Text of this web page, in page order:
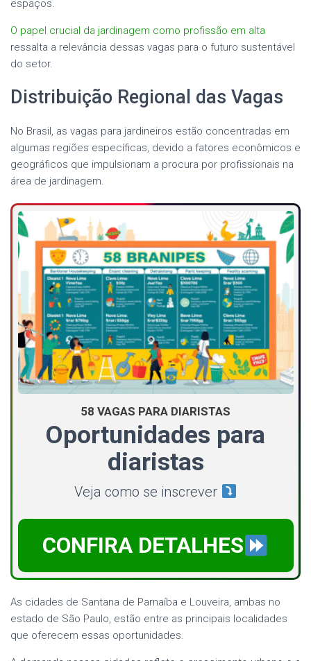
espaços.
O papel crucial da jardinagem como profissão em alta
ressalta a relevância dessas vagas para o futuro sustentável
do setor.
Distribuição Regional das Vagas
No Brasil, as vagas para jardineiros estão concentradas em
algumas regiões específicas, devido a fatores econômicos e
geográficos que impulsionam a procura por profissionais na
área de jardinagem.
58 VAGAS PARA DIARISTAS
Oportunidades para
diaristas
Veja como se inscrever
CONFIRA DETALHES
As cidades de Santana de Parnaíba e Louveira, ambas no
estado de São Paulo, estão entre as principais localidades
que oferecem essas oportunidades.